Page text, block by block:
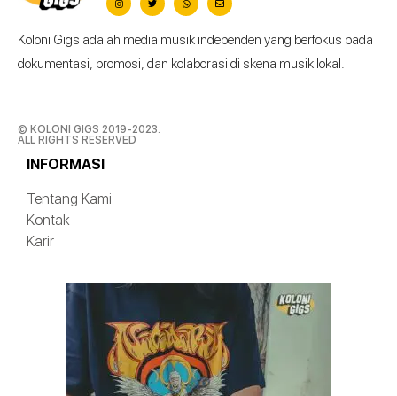
Koloni Gigs adalah media musik independen yang berfokus pada
dokumentasi, promosi, dan kolaborasi di skena musik lokal.
© KOLONI GIGS 2019-2023.
ALL RIGHTS RESERVED
INFORMASI
Tentang Kami
Kontak
Karir